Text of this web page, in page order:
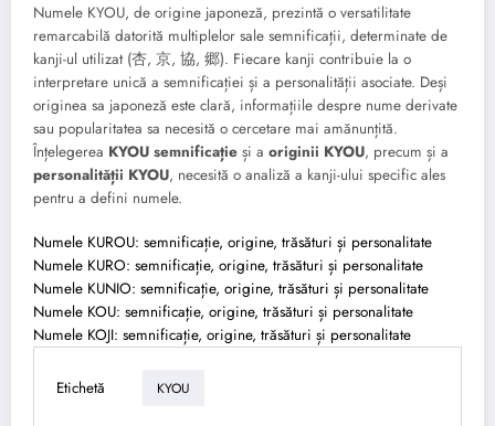
Numele KYOU, de origine japoneză, prezintă o versatilitate
remarcabilă datorită multiplelor sale semnificații, determinate de
kanji-ul utilizat (杏, 京, 協, 郷). Fiecare kanji contribuie la o
interpretare unică a semnificației și a personalității asociate. Deși
originea sa japoneză este clară, informațiile despre nume derivate
sau popularitatea sa necesită o cercetare mai amănunțită.
Înțelegerea KYOU semnificație și a originii KYOU, precum și a
personalității KYOU, necesită o analiză a kanji-ului specific ales
pentru a defini numele.
Numele KUROU: semnificație, origine, trăsături și personalitate
Numele KURO: semnificație, origine, trăsături și personalitate
Numele KUNIO: semnificație, origine, trăsături și personalitate
Numele KOU: semnificație, origine, trăsături și personalitate
Numele KOJI: semnificație, origine, trăsături și personalitate
Etichetă KYOU